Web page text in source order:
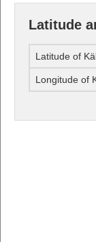
Latitude
Latitude of
Longitude of